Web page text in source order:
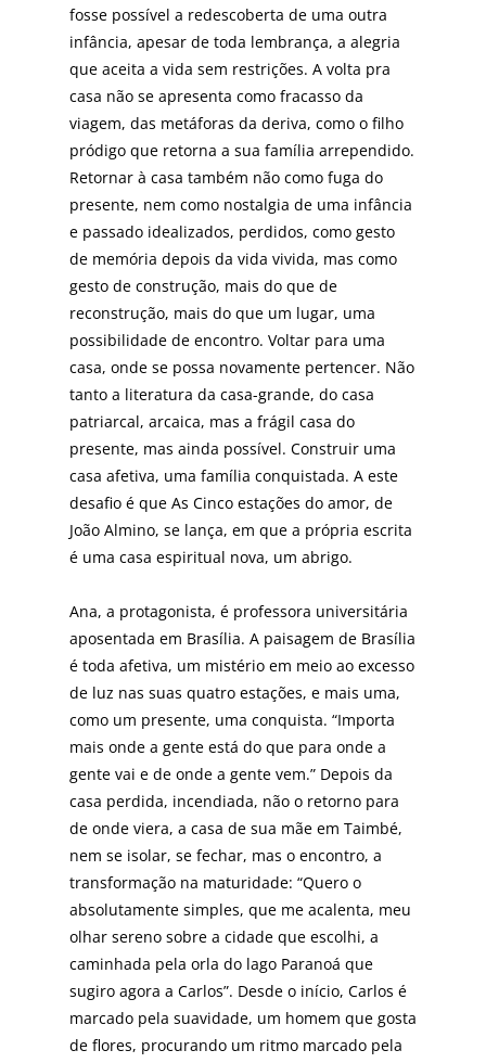
fosse possí­vel a redescoberta de uma outra
infância, apesar de toda lembrança, a alegria
que aceita a vida sem restrições. A volta pra
casa não se apresenta como fracasso da
viagem, das metáforas da deriva, como o filho
pródigo que retorna a sua famí­lia arrependido.
Retornar à casa tam­bém não como fuga do
presente, nem como nostalgia de uma infância
e passado idealizados, perdidos, como gesto
de memória depois da vida vivi­da, mas como
gesto de construção, mais do que de
reconstrução, mais do que um lugar, uma
possibilidade de encontro. Voltar para uma
casa, onde se possa novamente pertencer. Não
tanto a literatura da casa-grande, do casa
patriar­cal, arcaica, mas a frágil casa do
presente, mas ainda possível. Construir uma
casa afe­tiva, uma família conquistada. A este
desa­fio é que As Cinco estações do amor, de
João Almino, se lança, em que a própria escrita
é uma casa espiritual nova, um abrigo.
Ana, a protagonista, é professora universitária
aposentada em Brasília. A paisagem de Brasília
é toda afetiva, um mistério em meio ao excesso
de luz nas suas quatro estações, e mais uma,
como um presente, uma conquista. “Importa
mais onde a gente está do que para onde a
gente vai e de onde a gen­te vem.” Depois da
casa perdida, incendiada, não o retor­no para
de onde viera, a casa de sua mãe em Taimbé,
nem se isolar, se fechar, mas o encontro, a
transformação na maturidade: “Quero o
absolutamente simples, que me acalenta, meu
olhar sereno sobre a cidade que escolhi, a
caminhada pela orla do lago Paranoá que
sugiro agora a Carlos”. Desde o início, Carlos é
marcado pela suavidade, um homem que gosta
de flores, procurando um ritmo marcado pela